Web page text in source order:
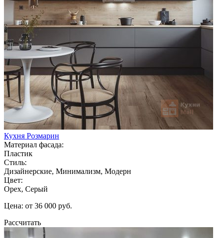
Кухня Розмарин
Материал фасада:
Пластик
Стиль:
Дизайнерские, Минимализм, Модерн
Цвет:
Орех, Серый
Цена: от 36 000 руб.
Рассчитать